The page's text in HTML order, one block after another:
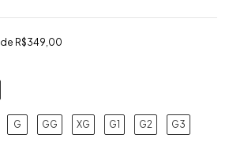
R$349,00
G GG XG G1 G2 G3